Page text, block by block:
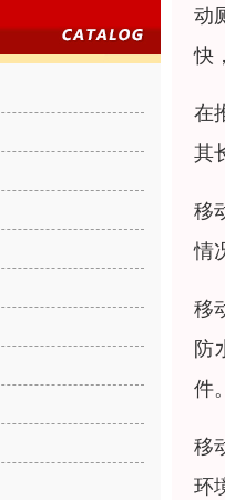
动
快
在
其
移
情
移
防
件
移
环